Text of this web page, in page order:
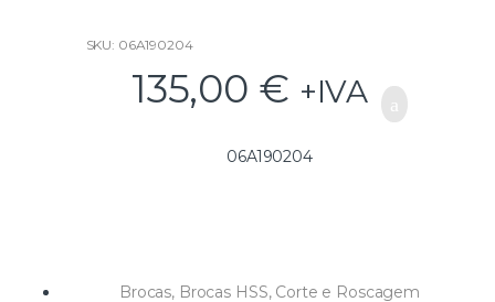
SKU: 06A190204
135,00 € +IVA
06A190204
Brocas, Brocas HSS, Corte e Roscagem